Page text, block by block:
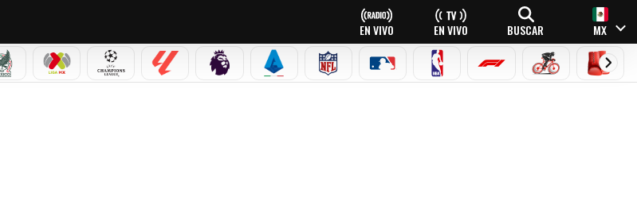
EN VIVO EN VIVO BUSCAR MX
SELECCIÓN MEXICANA
LIGA MX CHAMPIONS LEAGUE
LALIGA PREMIER LEAGUE
SERIE A NFL MLB NBA FÓRMULA 1CICLISMOBOXEO